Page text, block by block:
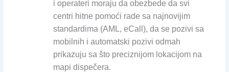
i operateri moraju da obezbede da svi
centri hitne pomoći rade sa najnovijim
standardima (AML, eCall), da se pozivi sa
mobilnih i automatski pozivi odmah
prikazuju sa što preciznijom lokacijom na
mapi dispečera.